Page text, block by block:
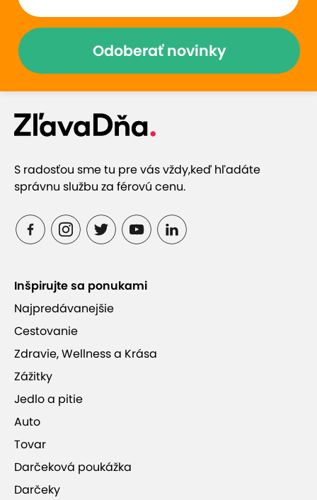
Odoberať novinky
S radosťou sme tu pre vás vždy,keď hľadáte
správnu službu za férovú cenu.
Inšpirujte sa ponukami
Najpredávanejšie
Cestovanie
Zdravie, Wellness a Krása
Zážitky
Jedlo a pitie
Auto
Tovar
Darčeková poukážka
Darčeky